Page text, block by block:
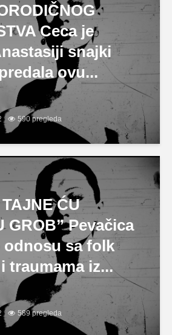
Ceca je
snajki
ovu...
590 pregleda
ĆU
GROB” Pevačica
odnosu sa folk
traumama iz...
589 pregleda